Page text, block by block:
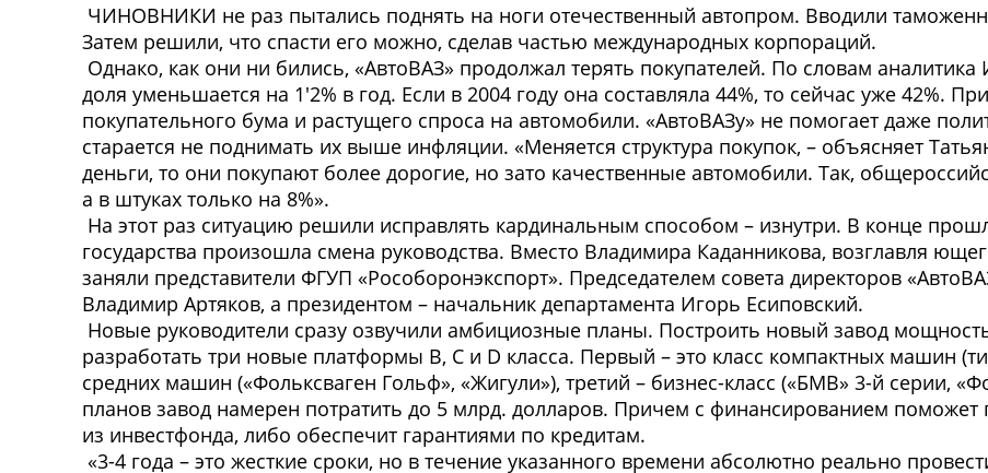
ЧИНОВНИКИ не раз пытались поднять на ноги отечественный автопром. Вводили
Затем решили, что спасти его можно, сделав частью международных корпораций.
Однако, как они ни бились, «АвтоВАЗ» продолжал терять покупателей. По словам аналитика
доля уменьшается на 1'2% в год. Если в 2004 году она составляла 44%, то сейчас уже 42%.
покупательного бума и растущего спроса на автомобили. «АвтоВАЗу» не помогает даже
старается не поднимать их выше инфляции. «Меняется структура покупок, – объясняет
деньги, то они покупают более дорогие, но зато качественные автомобили. Так,
а в штуках только на 8%».
На этот раз ситуацию решили исправлять кардинальным способом – изнутри. В конце
государства произошла смена руководства. Вместо Владимира Каданникова, возглавля
заняли представители ФГУП «Рособоронэкспорт». Председателем совета директоров
Владимир Артяков, а президентом – начальник департамента Игорь Есиповский.
Новые руководители сразу озвучили амбициозные планы. Построить новый завод
разработать три новые платформы В, С и D класса. Первый – это класс компактных машин
средних машин («Фольксваген Гольф», «Жигули»), третий – бизнес-класс («БМВ» 3-й серии,
планов завод намерен потратить до 5 млрд. долларов. Причем с финансированием поможет
из инвестфонда, либо обеспечит гарантиями по кредитам.
«3-4 года – это жесткие сроки, но в течение указанного времени абсолютно реально